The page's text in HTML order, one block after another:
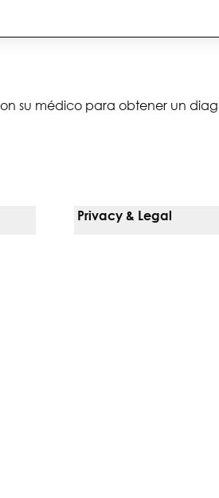
su médico para obtener un
Privacy & Legal